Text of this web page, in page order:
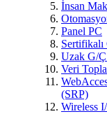
İnsan
Panel PC
Uzak G/Ç
Veri
(SRP)
Wireless